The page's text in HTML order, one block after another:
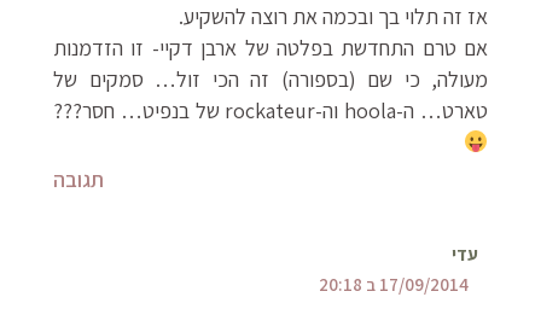
אז זה תלוי בך ובכמה את רוצה להשקיע.
אם טרם התחדשת בפלטה של ארבן דקיי- זו הזדמנות
מעולה, כי שם (בספורה) זה הכי זול… סמקים של
טארט… ה-hoola וה-rockateur של בנפיט… חסר???
תגובה
עדי
17/09/2014 ב 20:18